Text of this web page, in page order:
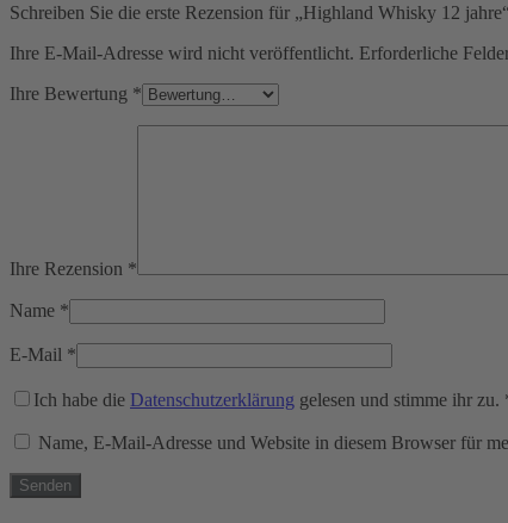
Schreiben Sie die erste Rezension für „Highland Whisky 12 jahre“
Ihre E-Mail-Adresse wird nicht veröffentlicht. Erforderliche
Ihre Bewertung *
Ihre Rezension *
Name *
E-Mail *
Ich habe die Datenschutzerklärung gelesen und stimme ihr zu.
Name, E-Mail-Adresse und Website in diesem Browser für